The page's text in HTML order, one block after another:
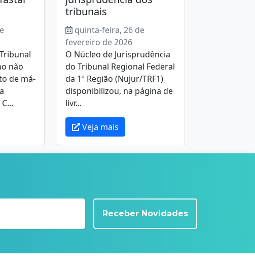
não
de má-
tribunais
quinta-feira, 26 de
fevereiro de 2026
O Núcleo de Jurisprudência
do Tribunal Regional Federal
da 1ª Região (Nujur/TRF1)
disponibilizou, na página de
livr...
Veja mais
Receber Novidades